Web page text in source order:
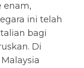
enam,
ini telah
bagi
Di